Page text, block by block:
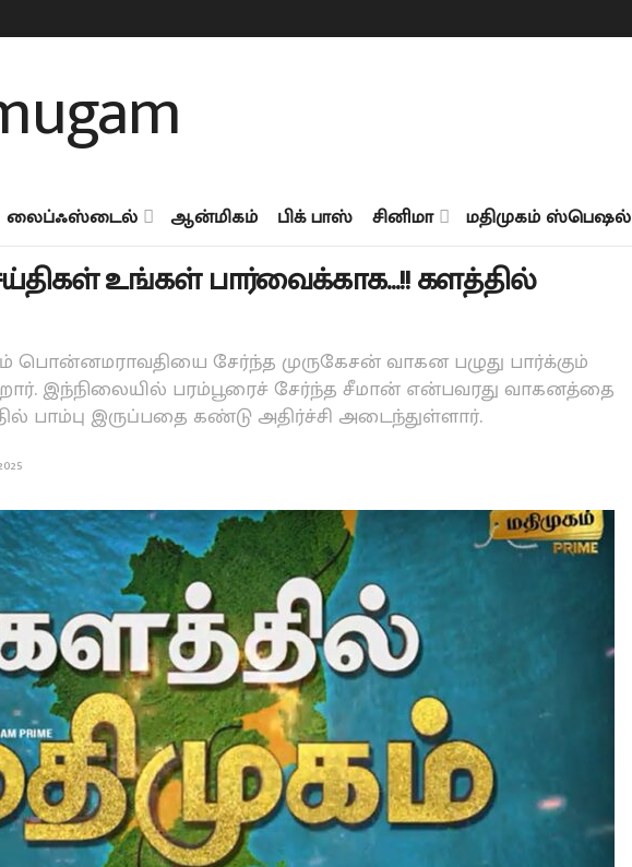
லைப்ஃஸ்டைல் ஆன்மிகம் பிக் பாஸ் சினிமா மதிமுகம் ஸ்பெஷல்
உங்கள் பார்வைக்காக…!! களத்தில்
பொன்னமராவதியை சேர்ந்த முருகேசன் வாகன பழுது பார்க்கும்
இந்நிலையில் பரம்பூரைச் சேர்ந்த சீமான் என்பவரது வாகனத்தை
பாம்பு இருப்பதை கண்டு அதிர்ச்சி அடைந்துள்ளார்.